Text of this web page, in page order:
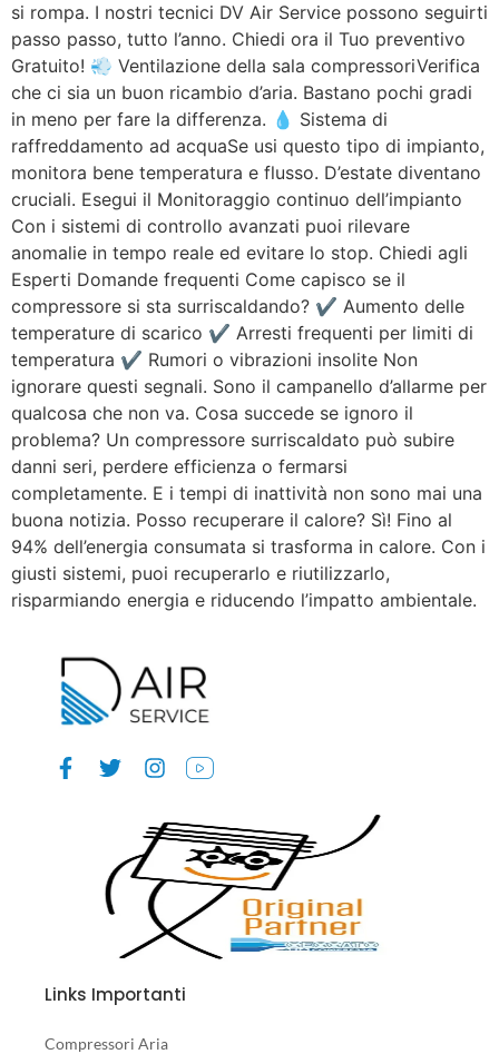
si rompa. I nostri tecnici DV Air Service possono seguirti
passo passo, tutto l’anno. Chiedi ora il Tuo preventivo
Gratuito! 💨 Ventilazione della sala compressoriVerifica
che ci sia un buon ricambio d’aria. Bastano pochi gradi
in meno per fare la differenza. 💧 Sistema di
raffreddamento ad acquaSe usi questo tipo di impianto,
monitora bene temperatura e flusso. D’estate diventano
cruciali. Esegui il Monitoraggio continuo dell’impianto
Con i sistemi di controllo avanzati puoi rilevare
anomalie in tempo reale ed evitare lo stop. Chiedi agli
Esperti Domande frequenti Come capisco se il
compressore si sta surriscaldando? ✔️ Aumento delle
temperature di scarico ✔️ Arresti frequenti per limiti di
temperatura ✔️ Rumori o vibrazioni insolite Non
ignorare questi segnali. Sono il campanello d’allarme per
qualcosa che non va. Cosa succede se ignoro il
problema? Un compressore surriscaldato può subire
danni seri, perdere efficienza o fermarsi
completamente. E i tempi di inattività non sono mai una
buona notizia. Posso recuperare il calore? Sì! Fino al
94% dell’energia consumata si trasforma in calore. Con i
giusti sistemi, puoi recuperarlo e riutilizzarlo,
risparmiando energia e riducendo l’impatto ambientale.
Links Importanti
Compressori Aria